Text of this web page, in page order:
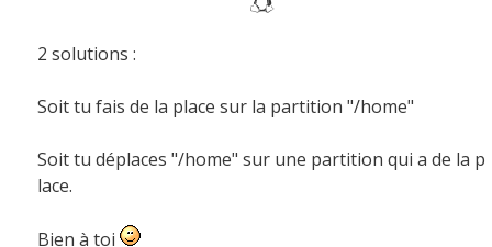
2 solutions :
Soit tu fais de la place sur la partition "/home"
Soit tu déplaces "/home" sur une partition qui a de la p
lace.
Bien à toi